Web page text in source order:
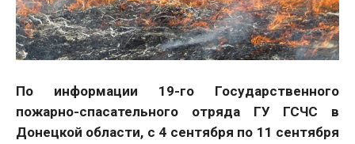
По информации 19-го Государственного
пожарно-спасательного отряда ГУ ГСЧС в
Донецкой области, с 4 сентября по 11 сентября